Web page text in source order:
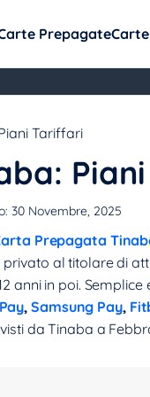
Prepagate
Tariffari
30 Novembre, 2025
Prepagata
al titolare di
anni in poi.
,Samsung Pay,
da Tinaba a